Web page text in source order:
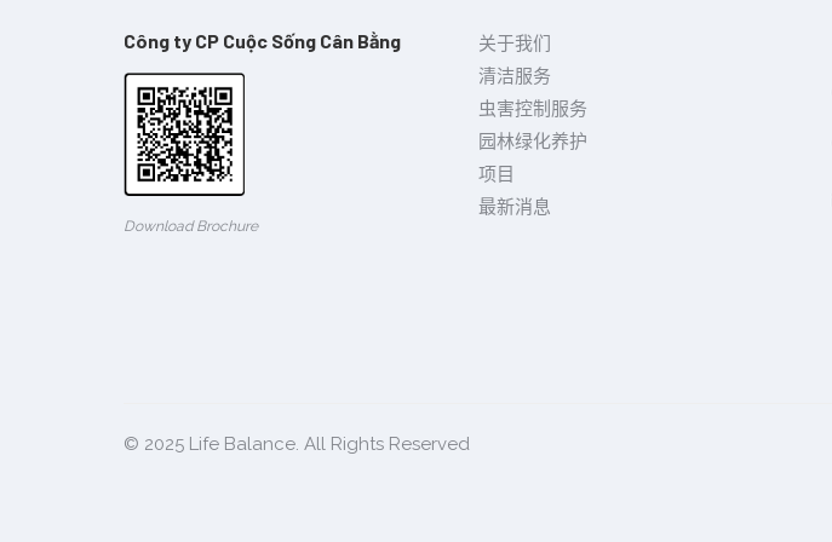
Công ty CP Cuộc Sống Cân Bằng
Download Brochure
关于我们
清洁服务
虫害控制服务
园林绿化养护
项目
最新消息
© 2025 Life Balance. All Rights Reserved